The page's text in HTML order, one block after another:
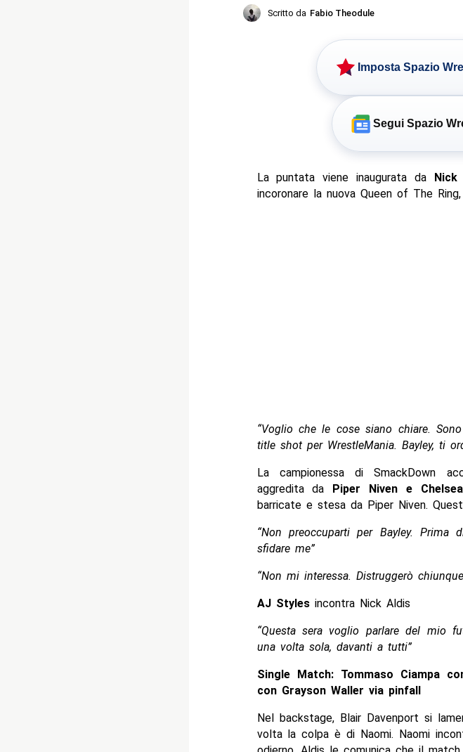
Scritto da Fabio Theodule
Imposta Spazio
Segui Spazio
La puntata viene inaugurata da Nick
incoronare la nuova Queen of The Ring,
“Voglio che le cose siano chiare.
title shot per WrestleMania. Bayley, ti
La campionessa di SmackDown
aggredita da Piper Niven e
barricate e stesa da Piper Niven.
“Non preoccuparti per Bayley.
sfidare me”
“Non mi interessa. Distruggerò
AJ Styles incontra Nick Aldis
“Questa sera voglio parlare del mio
una volta sola, davanti a tutti”
Single Match: Tommaso Ciampa
con Grayson Waller via pinfall
Nel backstage, Blair Davenport si
volta la colpa è di Naomi. Naomi